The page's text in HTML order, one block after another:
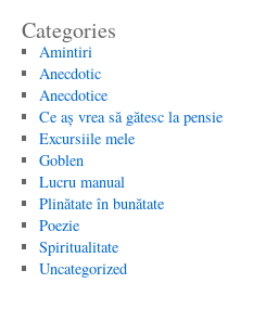
Categories
Amintiri
Anecdotic
Anecdotice
Ce aș vrea să gătesc la pensie
Excursiile mele
Goblen
Lucru manual
Plinătate în bunătate
Poezie
Spiritualitate
Uncategorized